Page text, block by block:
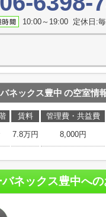
10:00～19:00 定休日:
ネックス豊中 の空室情
賃料 管理費・共益費
7.8万円 8,000円
バネックス豊中へ